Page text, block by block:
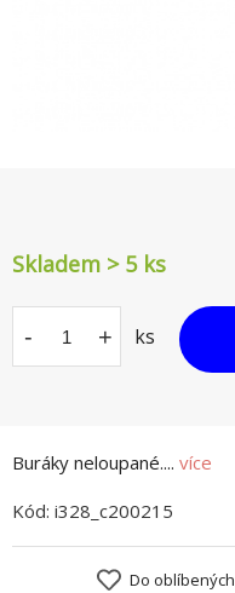
Buráky neloupané.... více
Skladem > 5 ks
- + ks
Kód: i328_c200215
Do oblíbených